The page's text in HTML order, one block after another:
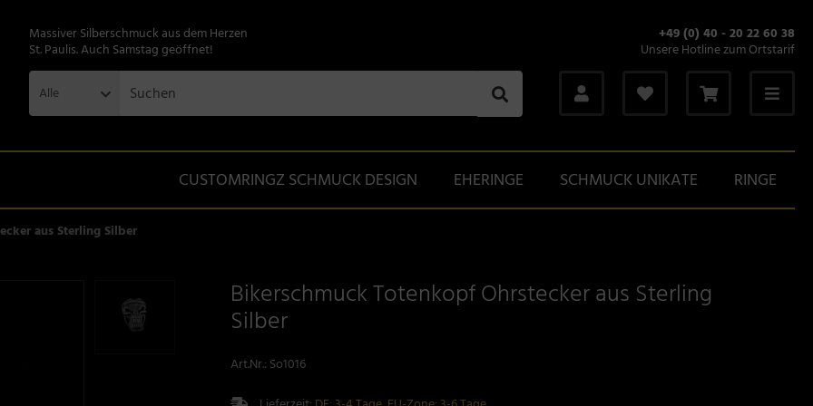
Massiver Silberschmuck aus dem Herzen
St. Paulis. Auch Samstag geöffnet!
+49 (0) 40 - 20 22 60 38
Unsere Hotline zum Ortstarif
Alle
CUSTOMRINGZ SCHMUCK DESIGN EHERINGE SCHMUCK UNIKATE RINGE
aus Sterling Silber
Bikerschmuck Totenkopf Ohrstecker aus Sterling
Silber
Art.Nr.: So1016